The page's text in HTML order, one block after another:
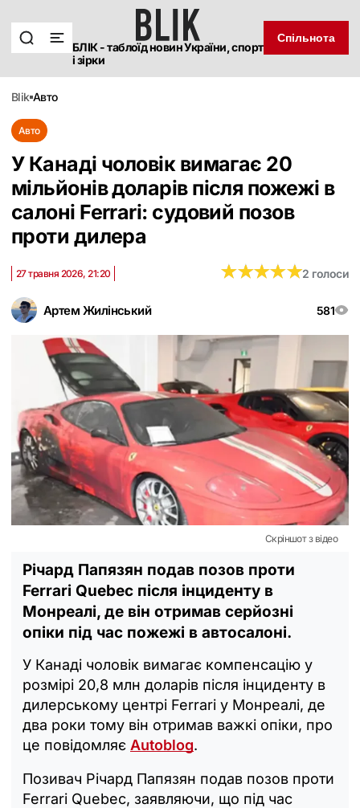
БЛІК - таблоїд новин України, спорт
і зірки
Спільнота
blik авто
Авто
У Канаді чоловік вимагає 20
мільйонів доларів після пожежі в
салоні Ferrari: судовий позов
проти дилера
Артем Жилінський 581
27 травня 2026, 21:20 ★★★★★
★★★★★2 голоси
Скріншот з відео
Річард Папязян подав позов проти
Ferrari Quebec після інциденту в
Монреалі, де він отримав серйозні
опіки під час пожежі в автосалоні.
У Канаді чоловік вимагає компенсацію у
розмірі 20,8 млн доларів після інциденту в
дилерському центрі Ferrari у Монреалі, де
два роки тому він отримав важкі опіки, про
це повідомляє Autoblog.
Позивач Річард Папязян подав позов проти
Ferrari Quebec, заявляючи, що під час